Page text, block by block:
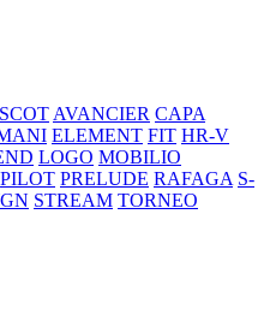
AVANCIER CAPA
ELEMENT FIT HR-V
LOGO MOBILIO
PILOT PRELUDE RAFAGA S-
STREAM TORNEO